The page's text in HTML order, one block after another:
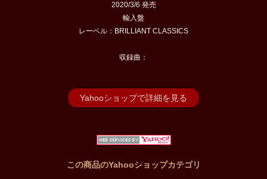
2020/3/6 発売
輸入盤
レーベル：BRILLIANT CLASSICS
収録曲：
Yahooショップで詳細を見る
この商品のYahooショップカテゴリ